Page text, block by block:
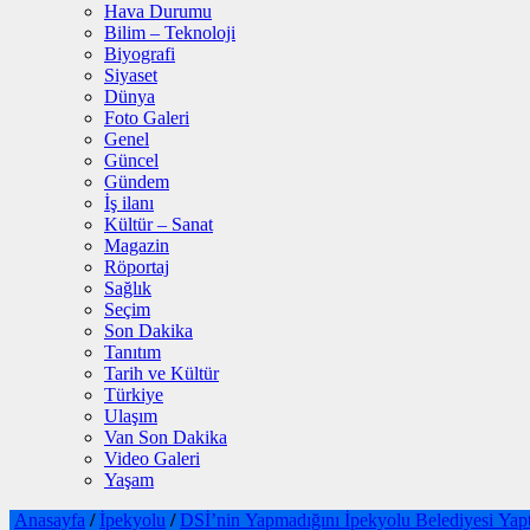
Hava Durumu
Bilim – Teknoloji
Biyografi
Siyaset
Dünya
Foto Galeri
Genel
Güncel
Gündem
İş ilanı
Kültür – Sanat
Magazin
Röportaj
Sağlık
Seçim
Son Dakika
Tanıtım
Tarih ve Kültür
Türkiye
Ulaşım
Van Son Dakika
Video Galeri
Yaşam
Anasayfa / İpekyolu / DSİ’nin Yapmadığını İpekyolu Belediyesi